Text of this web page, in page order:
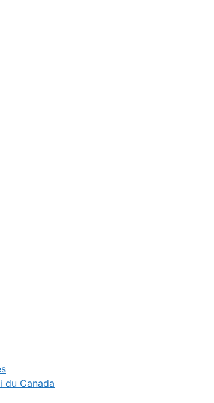
du Canada